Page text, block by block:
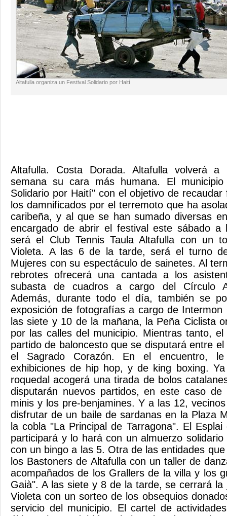
Altafulla organiza un Festival Solidario por Haití
Altafulla. Costa Dorada. Altafulla volverá
semana su cara más humana. El
Solidario por Haití" con el objetivo de
los damnificados por el terremoto que ha
caribeña, y al que se han sumado diversas
encargado de abrir el festival este sábado a
será el Club Tennis Taula Altafulla con un
Violeta. A las 6 de la tarde, será el turno
Mujeres con su espectáculo de sainetes. Al
rebrotes ofrecerá una cantada a los
subasta de cuadros a cargo del Círculo
Además, durante todo el día, también se
exposición de fotografías a cargo de
las siete y 10 de la mañana, la Peña Ciclista
por las calles del municipio. Mientras tanto,
partido de baloncesto que se disputará entre
el Sagrado Corazón. En el encuentro, le
exhibiciones de hip hop, y de king boxing.
roquedal acogerá una tirada de bolos
disputarán nuevos partidos, en este caso
minis y los pre-benjamines. Y a las 12,
disfrutar de un baile de sardanas en la Plaza
la cobla "La Principal de Tarragona". El
participará y lo hará con un almuerzo
con un bingo a las 5. Otra de las entidades
los Bastoners de Altafulla con un taller de
acompañados de los Grallers de la villa y los
Gaià". A las siete y 8 de la tarde, se cerrará la
Violeta con un sorteo de los obsequios
servicio del municipio. El cartel de